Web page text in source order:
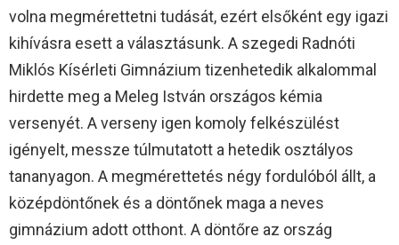
volna megmérettetni tudását, ezért elsőként egy igazi
kihívásra esett a választásunk. A szegedi Radnóti
Miklós Kísérleti Gimnázium tizenhetedik alkalommal
hirdette meg a Meleg István országos kémia
versenyét. A verseny igen komoly felkészülést
igényelt, messze túlmutatott a hetedik osztályos
tananyagon. A megmérettetés négy fordulóból állt, a
középdöntőnek és a döntőnek maga a neves
gimnázium adott otthont. A döntőre az ország